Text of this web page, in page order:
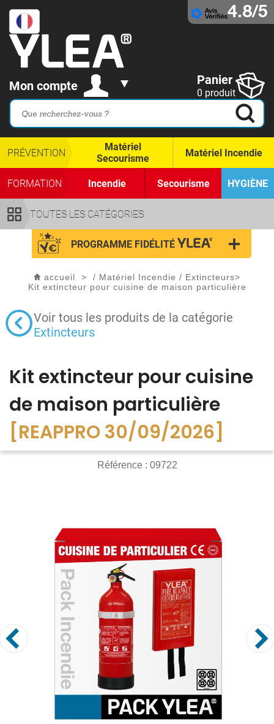
4.8/5
Mon compte Panier
0 produit
TOUTES LES CATÉGORIES
PRÉVENTION
Matériel
Secourisme
Matériel Incendie
FORMATION Incendie Secourisme HYGIÈNE
PROGRAMME FIDÉLITÉ
accueil > / Matériel Incendie / Extincteurs>
Kit extincteur pour cuisine de maison particulière
Voir tous les produits de la catégorie
Extincteurs
Kit extincteur pour cuisine
de maison particulière
[REAPPRO 30/09/2026]
Référence : 09722